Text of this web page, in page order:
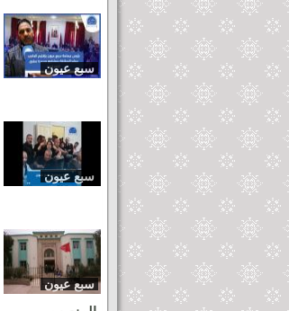
سبع عيون
سبع عيون
سبع عيون